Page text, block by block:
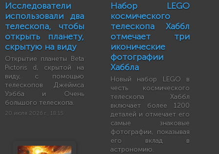
Исследователи
использовали два
телескопа, чтобы
открыть планету,
скрытую на виду
Открытие планеты Beta
Pictoris d, скрытой на
виду, с помощью
телескопов Джеймса
Уэбба и Очень
большого телескопа.
20 июля 2026 г., 18:15
Набор LEGO
космического
телескопа Хаббл
отмечает три
иконические
фотографии
Хаббла
Новый набор LEGO в
честь космического
телескопа Хаббл
включает более 1200
деталей и отмечает его
самые знаковые
фотографии, показывая
его вклад в
астрономию.